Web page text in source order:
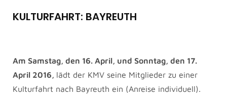
KULTURFAHRT: BAYREUTH
Am Samstag, den 16. April, und Sonntag, den 17.
April 2016, lädt der KMV seine Mitglieder zu einer
Kulturfahrt nach Bayreuth ein (Anreise individuell).